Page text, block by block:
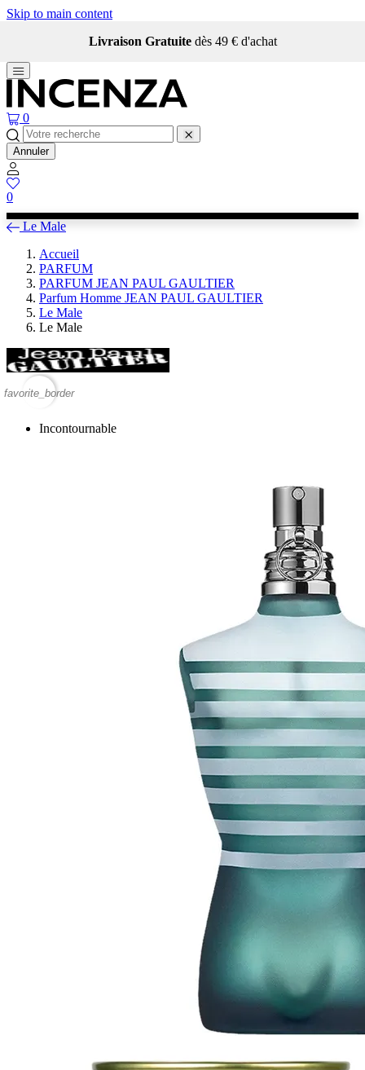
Skip to main content
Livraison Gratuite dès 49 € d'achat
0
Annuler
0
Le Male
Accueil
PARFUM
PARFUM JEAN PAUL GAULTIER
Parfum Homme JEAN PAUL GAULTIER
Le Male
Le Male
favorite_border
Incontournable